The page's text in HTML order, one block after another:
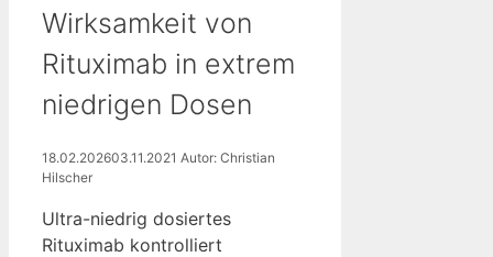
Wirksamkeit von
Rituximab in extrem
niedrigen Dosen
18.02.202603.11.2021 Autor: Christian
Hilscher
Ultra-niedrig dosiertes
Rituximab kontrolliert